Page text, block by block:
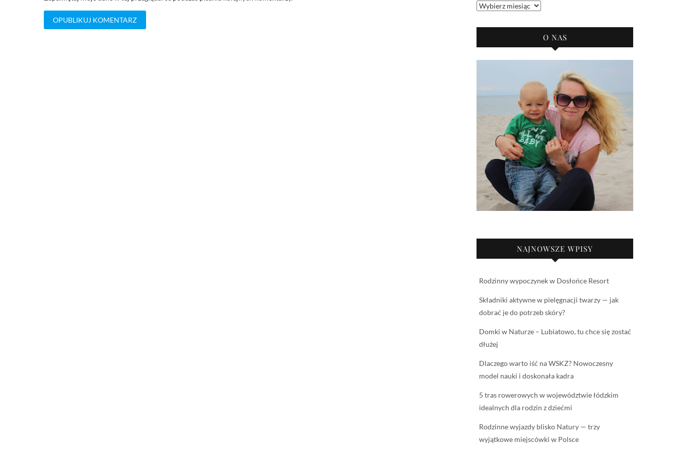
Archiwum
O NAS
NAJNOWSZE WPISY
Rodzinny wypoczynek w Dosłońce Resort
Składniki aktywne w pielęgnacji twarzy — jak
dobrać je do potrzeb skóry?
Domki w Naturze – Lubiatowo, tu chce się zostać
dłużej
Dlaczego warto iść na WSKZ? Nowoczesny
model nauki i doskonała kadra
5 tras rowerowych w województwie łódzkim
idealnych dla rodzin z dziećmi
Rodzinne wyjazdy blisko Natury — trzy
wyjątkowe miejscówki w Polsce